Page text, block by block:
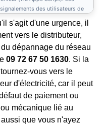
s'agit d'une urgence, il
vers le distributeur,
dépannage du réseau
09 72 67 50 1630. Si la
vous vers le
d'électricité, car il peut
de paiement ou
mécanique lié au
que vous n'ayez